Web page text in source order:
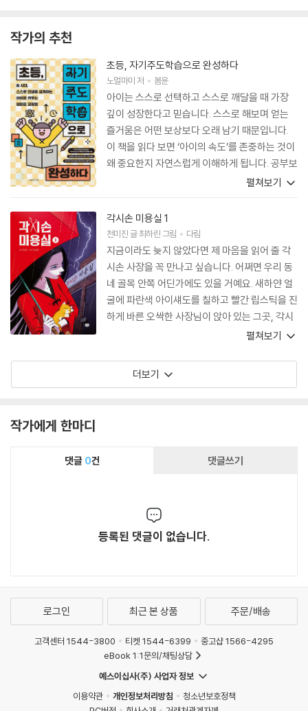
작가의 추천
초등, 자기주도학습으로 완성하다
노멀마미저 봄윤
아이는 스스로 선택하고 스스로 깨달을 때 가장
깊이 성장한다고 믿습니다. 스스로 해보며 얻는
즐거움은 어떤 보상보다 오래 남기 때문입니다.
이 책을 읽다 보면 ‘아이의 속도’를 존중하는 것이
왜 중요한지 자연스럽게 이해하게 됩니다. 공부보
다 먼저 생각해야 할 것은 아이 한 사람의 삶이 단
다. 아이를 ‘이끄는’ 대신, 아이가 ‘스스로 걸어갈
수 있도록’ 돕고 싶다면 이 책이 그 출발점이 되어
줄 것입니다.
펼쳐보기
각시손 미용실 1
천미진글최하린그림 다림
지금이라도 늦지 않았다면 제 마음을 읽어 줄 각
시손 사장을 꼭 만나고 싶습니다. 어쩌면 우리 동
네 골목 안쪽 어딘가에도 있을 거예요. 새하얀 얼
굴에 파란색 아이섀도를 칠하고 빨간 립스틱을 진
하게 바른 오싹한 사장님이 앉아 있는 그곳, 각시
펼쳐보기
더보기
작가에게 한마디
댓글 0건 댓글쓰기
등록된 댓글이 없습니다.
로그인 최근 본 상품 주문/배송
고객센터 1544-3800 티켓 1544-6399
중고샵 1566-4295
eBook 1:1문의/채팅상담
예스이십사(주) 사업자 정보
이용약관
개인정보처리방침
청소년보호정책